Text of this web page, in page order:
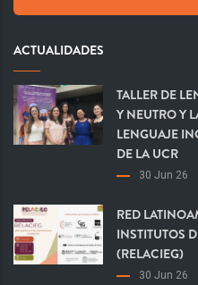
ACTUALIDADES
TALLER DE
Y NEUTRO Y
LENGUAJE
DE LA UCR
30 Jun 26
RED
INSTITUTOS
(RELACIEG)
30 Jun 26